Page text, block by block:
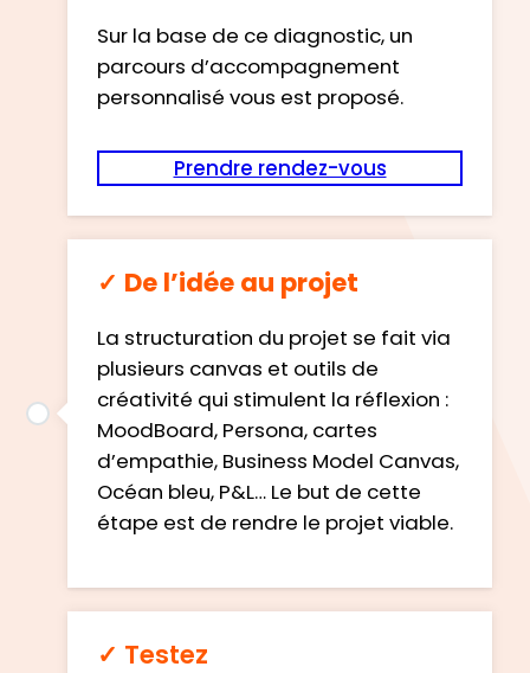
Sur la base de ce diagnostic, un
parcours d’accompagnement
personnalisé vous est proposé.
Prendre rendez-vous
✓ De l’idée au projet
La structuration du projet se fait via
plusieurs canvas et outils de
créativité qui stimulent la réflexion :
MoodBoard, Persona, cartes
d’empathie, Business Model Canvas,
Océan bleu, P&L… Le but de cette
étape est de rendre le projet viable.
✓ Testez